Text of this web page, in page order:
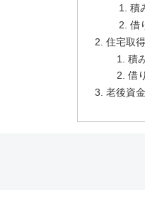
積
借
住宅取
積
借
老後資金